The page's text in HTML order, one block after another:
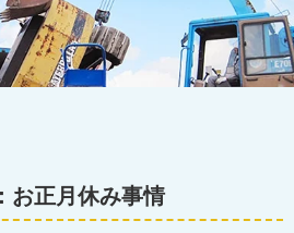
お正月休み事情